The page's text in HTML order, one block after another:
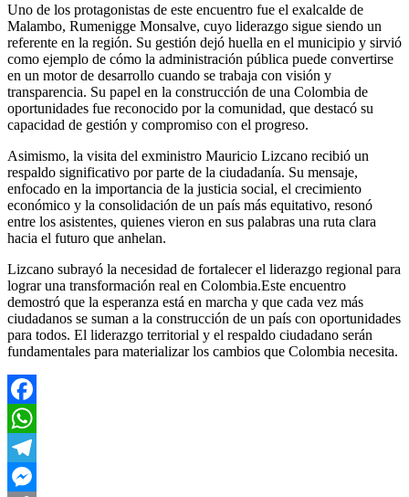
Uno de los protagonistas de este encuentro fue el exalcalde de
Malambo, Rumenigge Monsalve, cuyo liderazgo sigue siendo un
referente en la región. Su gestión dejó huella en el municipio y sirvió
como ejemplo de cómo la administración pública puede convertirse
en un motor de desarrollo cuando se trabaja con visión y
transparencia. Su papel en la construcción de una Colombia de
oportunidades fue reconocido por la comunidad, que destacó su
capacidad de gestión y compromiso con el progreso.
Asimismo, la visita del exministro Mauricio Lizcano recibió un
respaldo significativo por parte de la ciudadanía. Su mensaje,
enfocado en la importancia de la justicia social, el crecimiento
económico y la consolidación de un país más equitativo, resonó
entre los asistentes, quienes vieron en sus palabras una ruta clara
hacia el futuro que anhelan.
Lizcano subrayó la necesidad de fortalecer el liderazgo regional para
lograr una transformación real en Colombia.Este encuentro
demostró que la esperanza está en marcha y que cada vez más
ciudadanos se suman a la construcción de un país con oportunidades
para todos. El liderazgo territorial y el respaldo ciudadano serán
fundamentales para materializar los cambios que Colombia necesita.
Facebook
WhatsApp
Telegram